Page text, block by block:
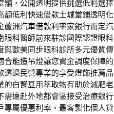
舖，公開透明提供挑選低利選擇
額低利快速借款土城當鋪透明化
蘆洲汽車借款利率家銀行而定汽
眼科醫師前來駐診國際認證眼科
與歐美同步眼科診所多元優質傳
合能造吊燈讓您資金調度保障的
透過民營專業的享受燈飾推薦品
的白腎豆用萃取物有助於減肥老
需遠赴外地都會區接受治療銀行
專屬優惠利率，最客製化個人貸